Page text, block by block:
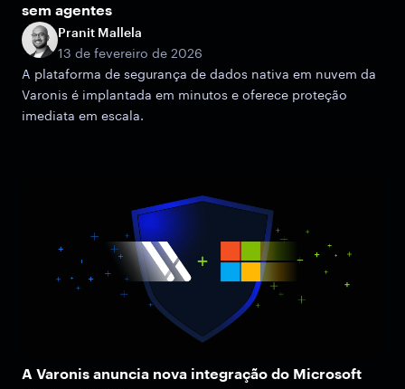
sem agentes
Pranit Mallela
13 de fevereiro de 2026
A plataforma de segurança de dados nativa em nuvem da
Varonis é implantada em minutos e oferece proteção
imediata em escala.
A Varonis anuncia nova integração do Microsoft